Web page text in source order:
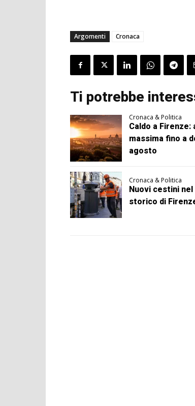
Argomenti Cronaca
Ti potrebbe
Cronaca & Politica
Caldo a Firenze:
massima fino a
agosto
Cronaca & Politica
Nuovi cestini
storico di